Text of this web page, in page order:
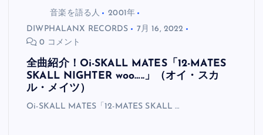
音楽を語る人
2001年
DIWPHALANX RECORDS
7月 16, 2022
0 コメント
全曲紹介！Oi-SKALL MATES「12-MATES
SKALL NIGHTER woo…..」（オイ・スカ
ル・メイツ）
Oi-SKALL MATES「12-MATES SKALL …